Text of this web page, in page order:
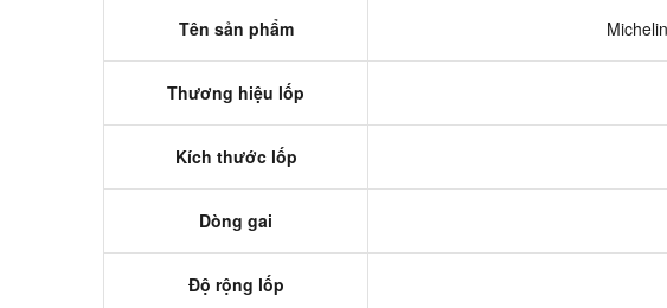
Tên sản phẩm
Thương hiệu lốp
Kích thước lốp
Dòng gai
Độ rộng lốp